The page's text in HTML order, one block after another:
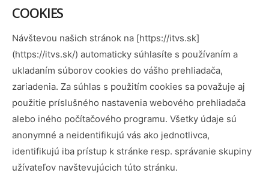
COOKIES
Návštevou našich stránok na [https://itvs.sk]
(https://itvs.sk/) automaticky súhlasíte s používaním a
ukladaním súborov cookies do vášho prehliadača,
zariadenia. Za súhlas s použitím cookies sa považuje aj
použitie príslušného nastavenia webového prehliadača
alebo iného počítačového programu. Všetky údaje sú
anonymné a neidentifikujú vás ako jednotlivca,
identifikujú iba prístup k stránke resp. správanie skupiny
užívateľov navštevujúcich túto stránku.